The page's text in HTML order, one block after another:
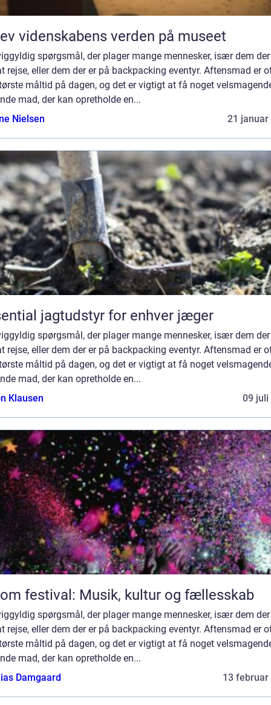
videnskabens verden på museet
spørgsmål, der plager mange mennesker, især dem der
rejse, eller dem der er på backpacking eventyr. Aftensmad er
måltid på dagen, og det er vigtigt at få noget
mad, der kan opretholde en...
Nielsen
21 januar
jagtudstyr for enhver jæger
spørgsmål, der plager mange mennesker, især dem der
rejse, eller dem der er på backpacking eventyr. Aftensmad er
måltid på dagen, og det er vigtigt at få noget
mad, der kan opretholde en...
Klausen
09 juli
festival: Musik, kultur og fællesskab
spørgsmål, der plager mange mennesker, især dem der
rejse, eller dem der er på backpacking eventyr. Aftensmad er
måltid på dagen, og det er vigtigt at få noget
mad, der kan opretholde en...
Damgaard
13 februar